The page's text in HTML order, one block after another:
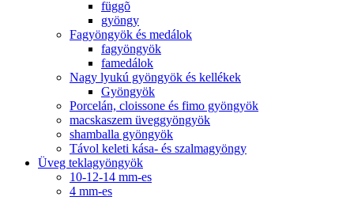
függõ
gyöngy
Fagyöngyök és medálok
fagyöngyök
famedálok
Nagy lyukú gyöngyök és kellékek
Gyöngyök
Porcelán, cloissone és fimo gyöngyök
macskaszem üveggyöngyök
shamballa gyöngyök
Távol keleti kása- és szalmagyöngy
Üveg teklagyöngyök
10-12-14 mm-es
4 mm-es